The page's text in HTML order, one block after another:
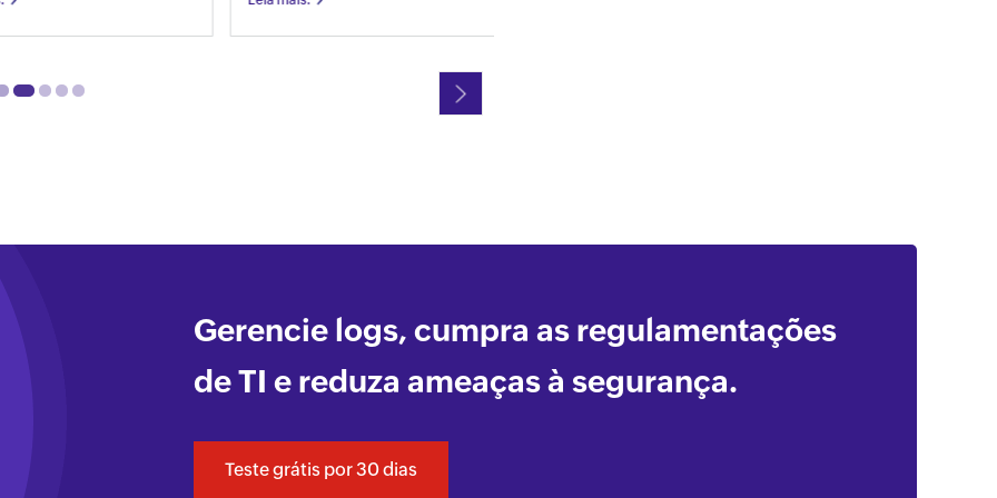
Next
Gerencie logs, cumpra as regulamentações
de TI e reduza ameaças à segurança.
Teste grátis por 30 dias